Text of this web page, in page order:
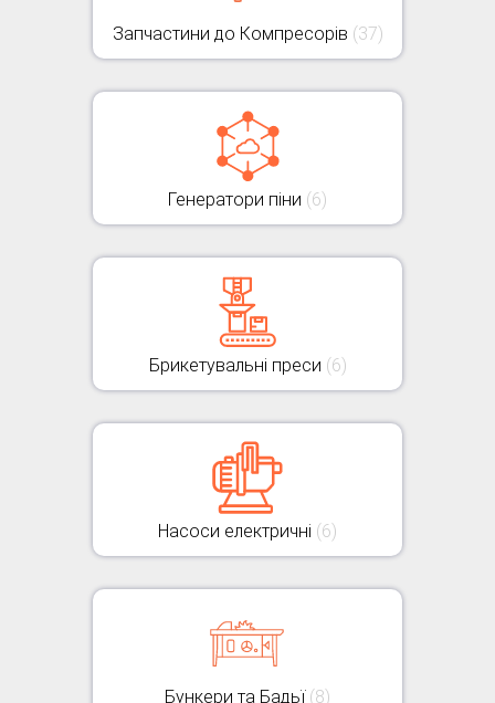
Запчастини до Компресорів (37)
Генератори піни (6)
Брикетувальні преси (6)
Насоси електричні (6)
Бункери та Бадьї (8)